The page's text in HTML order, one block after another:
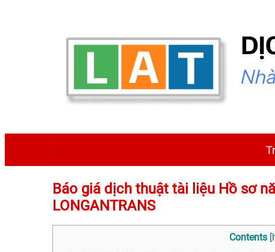
Báo giá dịch thuật tài liệu Hồ sơ
LONGANTRANS
Contents [